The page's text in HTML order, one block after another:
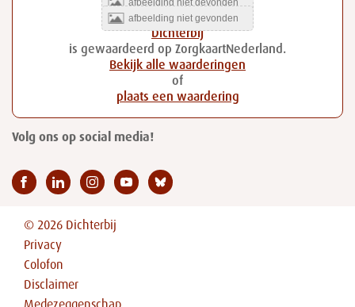
Dichterbij
is gewaardeerd op ZorgkaartNederland.
Bekijk alle waarderingen
of
plaats een waardering
Volg ons op social media!
© 2026 Dichterbij
Privacy
Colofon
Disclaimer